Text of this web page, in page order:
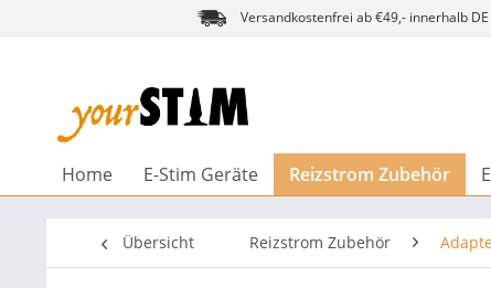
Versandkostenfrei ab €49,- innerhalb DE
Home E-Stim Geräte Reizstrom Zubehör
Übersicht Reizstrom Zubehör